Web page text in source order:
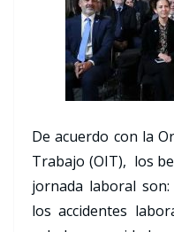
De acuerdo con la
Trabajo (OIT), los
jornada laboral
los accidentes